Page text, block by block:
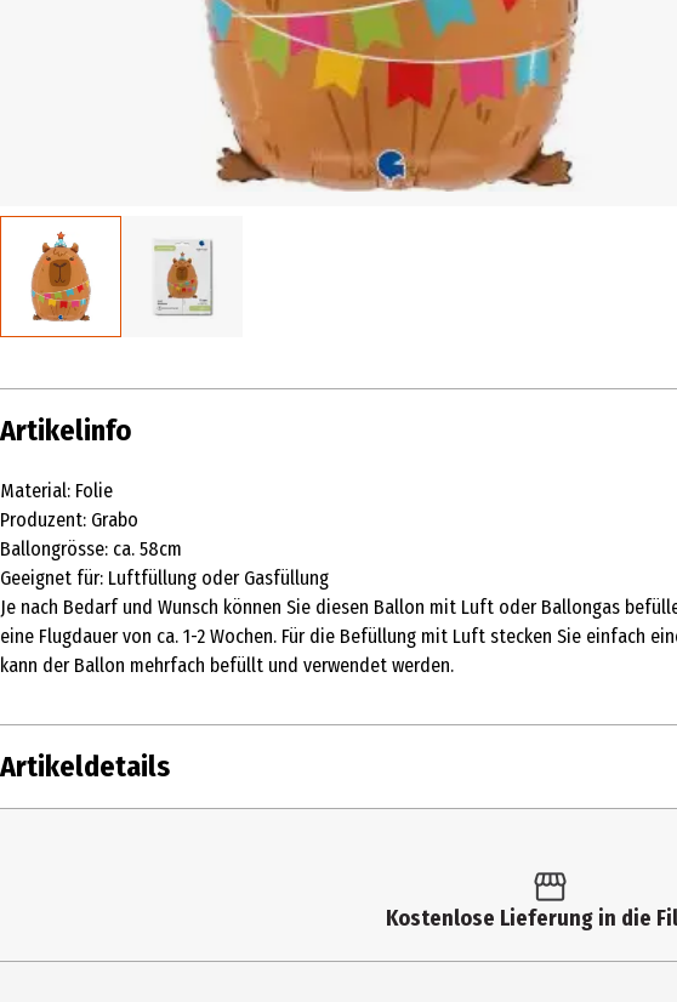
Artikelinfo
Material: Folie
Produzent: Grabo
Ballongrösse: ca. 58cm
Geeignet für: Luftfüllung oder Gasfüllung
Je nach Bedarf und Wunsch können Sie diesen Ballon mit Luft oder Ballongas
eine Flugdauer von ca. 1-2 Wochen. Für die Befüllung mit Luft stecken Sie einfach
kann der Ballon mehrfach befüllt und verwendet werden.
Artikeldetails
Kostenlose Lieferung in die